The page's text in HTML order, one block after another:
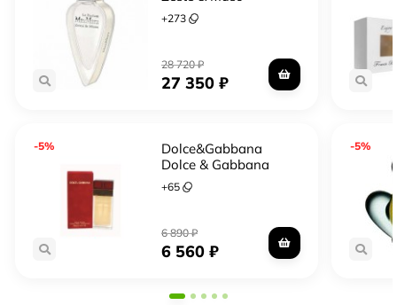
+273
28 720₽
27 350₽
-5%
Dolce&Gabbana
Dolce & Gabbana
+65
6 890₽
6 560₽
-5%